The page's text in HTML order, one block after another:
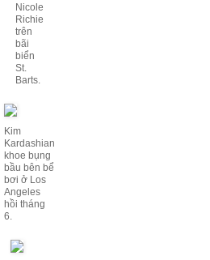
Nicole
Richie
trên
bãi
biển
St.
Barts.
Kim
Kardashian
khoe bụng
bầu bên bể
bơi ở Los
Angeles
hồi tháng
6.